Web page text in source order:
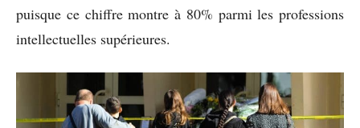
puisque ce chiffre montre à 80% parmi les professions
intellectuelles supérieures.